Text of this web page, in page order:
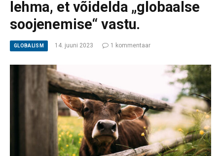
lehma, et võidelda „globaalse
soojenemise“ vastu.
GLOBALISM 14. juuni 2023 1 kommentaar